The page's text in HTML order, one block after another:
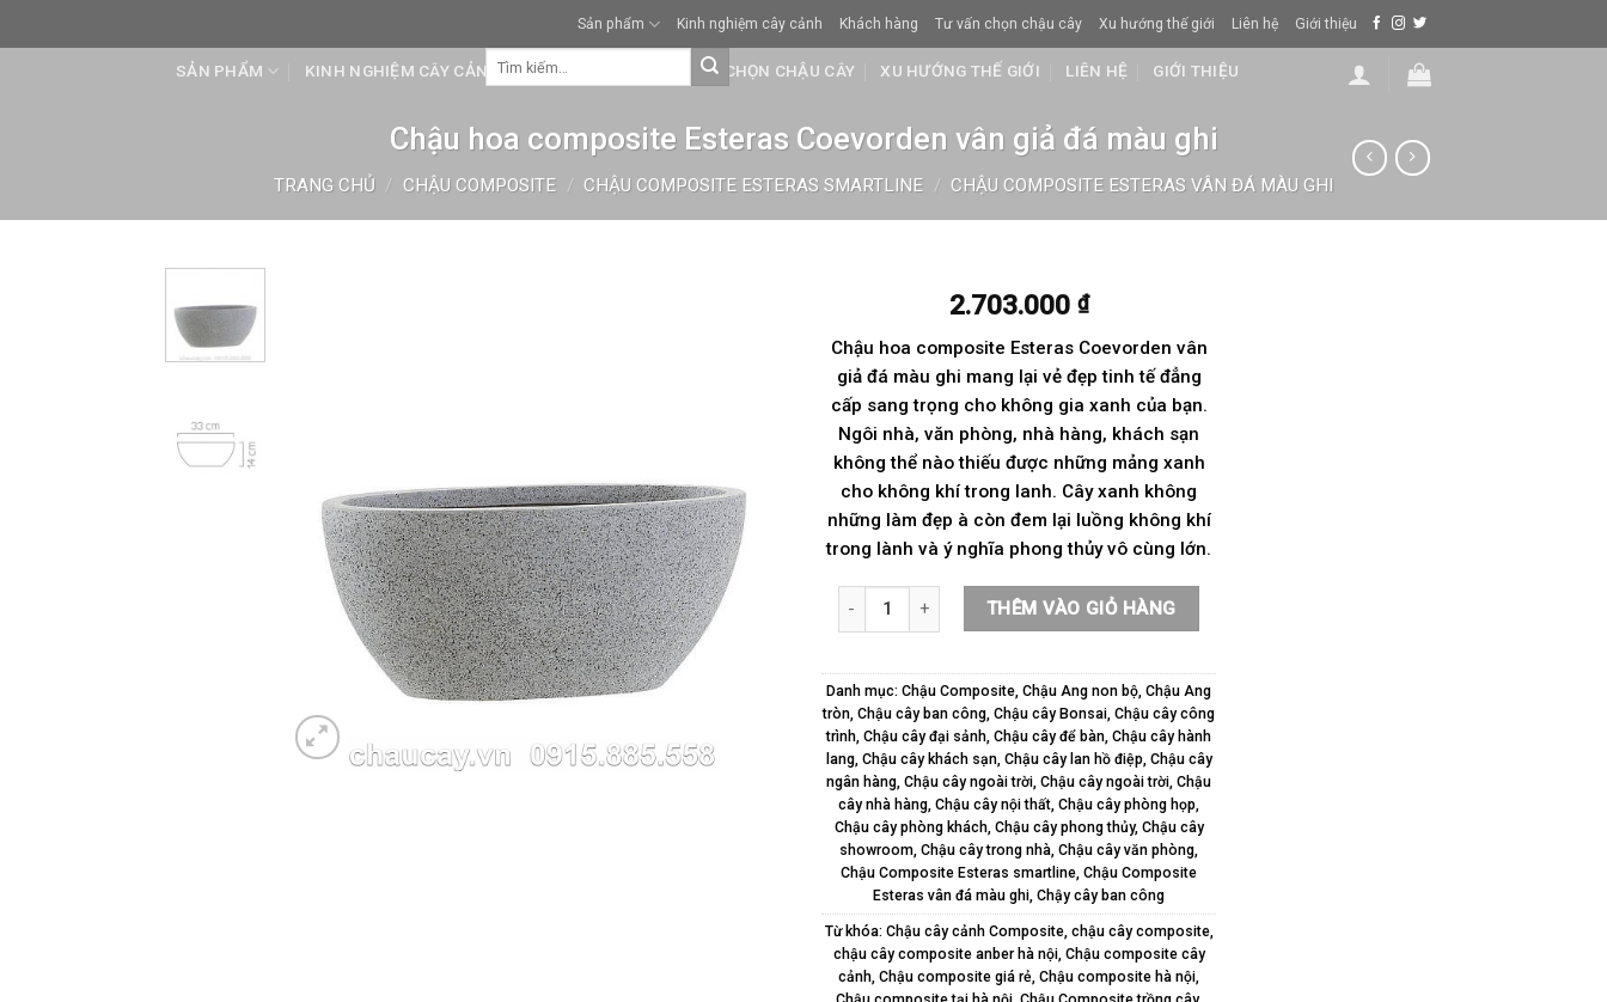
Sản phẩm Kinh nghiệm cây cảnh Khách hàng Tư vấn chọn chậu cây Xu hướng thế giới Liên hệ Giới thiệu
Tìm
kiếm:
SẢN PHẨM KINH NGHIỆM CÂY CẢNH KHÁCH HÀNG TƯ VẤN CHỌN CHẬU CÂY XU HƯỚNG THẾ GIỚI LIÊN HỆ GIỚI THIỆU
Chậu hoa composite Esteras Coevorden vân giả đá màu ghi
TRANG CHỦ / CHẬU COMPOSITE / CHẬU COMPOSITE ESTERAS SMARTLINE / CHẬU COMPOSITE ESTERAS VÂN ĐÁ MÀU GHI
2.703.000 ₫
Chậu hoa composite Esteras Coevorden vân
giả đá màu ghi mang lại vẻ đẹp tinh tế đẳng
cấp sang trọng cho không gia xanh của bạn.
Ngôi nhà, văn phòng, nhà hàng, khách sạn
không thể nào thiếu được những mảng xanh
cho không khí trong lanh. Cây xanh không
những làm đẹp à còn đem lại luồng không khí
trong lành và ý nghĩa phong thủy vô cùng lớn.
Chậu hoa composite Esteras Coevorden vân giả đá màu ghi số lượng
THÊM VÀO GIỎ HÀNG
Danh mục: Chậu Composite, Chậu Ang non bộ, Chậu Ang
tròn, Chậu cây ban công, Chậu cây Bonsai, Chậu cây công
trình, Chậu cây đại sảnh, Chậu cây để bàn, Chậu cây hành
lang, Chậu cây khách sạn, Chậu cây lan hồ điệp, Chậu cây
ngân hàng, Chậu cây ngoài trời, Chậu cây ngoài trời, Chậu
cây nhà hàng, Chậu cây nội thất, Chậu cây phòng họp,
Chậu cây phòng khách, Chậu cây phong thủy, Chậu cây
showroom, Chậu cây trong nhà, Chậu cây văn phòng,
Chậu Composite Esteras smartline, Chậu Composite
Esteras vân đá màu ghi, Chậy cây ban công
Từ khóa: Chậu cây cảnh Composite, chậu cây composite,
chậu cây composite anber hà nội, Chậu composite cây
cảnh, Chậu composite giá rẻ, Chậu composite hà nội,